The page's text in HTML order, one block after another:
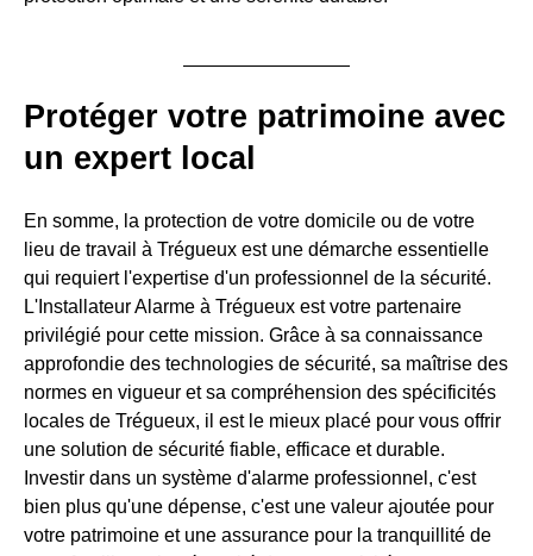
Protéger votre patrimoine avec
un expert local
En somme, la protection de votre domicile ou de votre
lieu de travail à Trégueux est une démarche essentielle
qui requiert l'expertise d'un professionnel de la sécurité.
L'Installateur Alarme à Trégueux est votre partenaire
privilégié pour cette mission. Grâce à sa connaissance
approfondie des technologies de sécurité, sa maîtrise des
normes en vigueur et sa compréhension des spécificités
locales de Trégueux, il est le mieux placé pour vous offrir
une solution de sécurité fiable, efficace et durable.
Investir dans un système d'alarme professionnel, c'est
bien plus qu'une dépense, c'est une valeur ajoutée pour
votre patrimoine et une assurance pour la tranquillité de